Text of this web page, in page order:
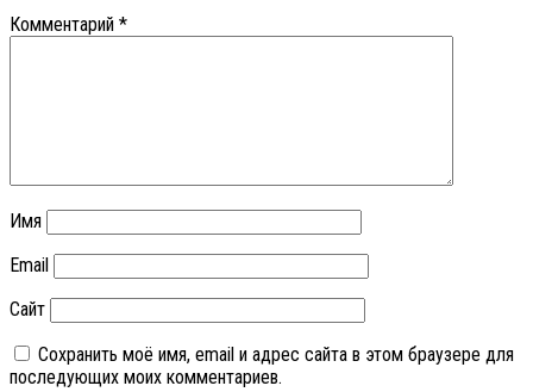
Комментарий *
Имя
Email
Сайт
Сохранить моё имя, email и адрес сайта в этом браузере для
последующих моих комментариев.